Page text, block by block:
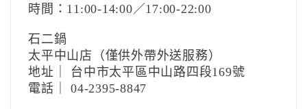
時間：11:00-14:00／17:00-22:00
石二鍋
太平中山店（僅供外帶外送服務）
地址｜ 台中市太平區中山路四段169號
電話｜ 04-2395-8847